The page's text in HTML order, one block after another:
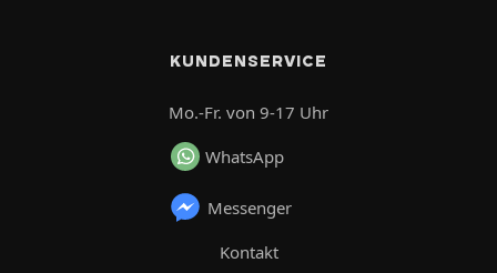
KUNDENSERVICE
Mo.-Fr. von 9-17 Uhr
WhatsApp
Messenger
Kontakt